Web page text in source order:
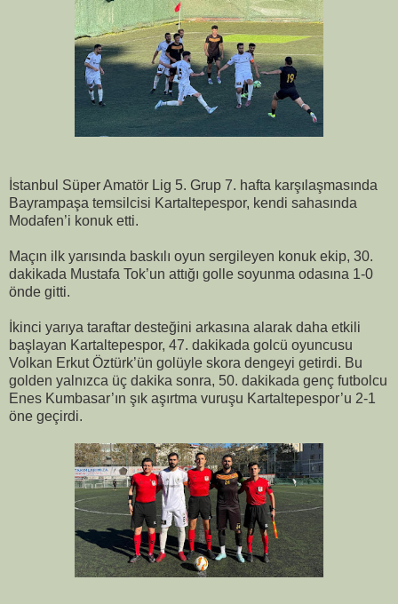
İstanbul Süper Amatör Lig 5. Grup 7. hafta karşılaşmasında
Bayrampaşa temsilcisi Kartaltepespor, kendi sahasında
Modafen’i konuk etti.
Maçın ilk yarısında baskılı oyun sergileyen konuk ekip, 30.
dakikada Mustafa Tok’un attığı golle soyunma odasına 1-0
önde gitti.
İkinci yarıya taraftar desteğini arkasına alarak daha etkili
başlayan Kartaltepespor, 47. dakikada golcü oyuncusu
Volkan Erkut Öztürk’ün golüyle skora dengeyi getirdi. Bu
golden yalnızca üç dakika sonra, 50. dakikada genç futbolcu
Enes Kumbasar’ın şık aşırtma vuruşu Kartaltepespor’u 2-1
öne geçirdi.